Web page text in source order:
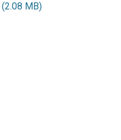
(2.08 MB)